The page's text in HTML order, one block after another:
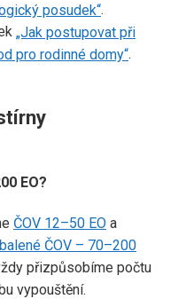
posudek“.
„Jak postupovat při
pro rodinné domy“.
EO?
ČOV 12–50 EO a
ČOV – 70–200
přizpůsobíme počtu
vypouštění.